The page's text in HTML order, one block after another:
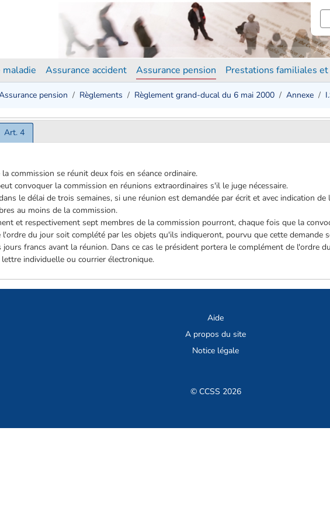
maladie Assurance accident Assurance pension Prestations familiales
pension Règlements Règlement grand-ducal du 6 mai 2000 Annexe
Art. 4
la commission se réunit deux fois en séance ordinaire.
convoquer la commission en réunions extraordinaires s'il le juge nécessaire.
le délai de trois semaines, si une réunion est demandée par écrit et avec indication
au moins de la commission.
et respectivement sept membres de la commission pourront, chaque fois que la
l'ordre du jour soit complété par les objets qu'ils indiqueront, pourvu que cette demande
francs avant la réunion. Dans ce cas le président portera le complément de l'ordre
individuelle ou courrier électronique.
Aide
A propos du site
Notice légale
© CCSS 2026